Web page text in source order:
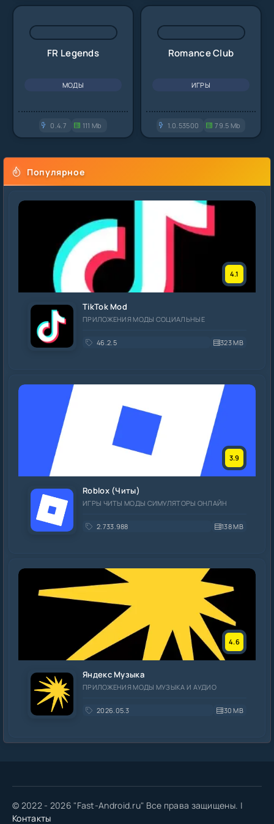
FR Legends
МОДЫ
0.4.7 111 Mb
Romance Club
ИГРЫ
1.0.53500 79.5 Mb
Популярное
4.1
TikTok Mod
ПРИЛОЖЕНИЯ МОДЫ СОЦИАЛЬНЫЕ
46.2.5 323 MB
3.9
Roblox (Читы)
ИГРЫ ЧИТЫ МОДЫ СИМУЛЯТОРЫ ОНЛАЙН
2.733.988 138 MB
4.6
Яндекс Музыка
ПРИЛОЖЕНИЯ МОДЫ МУЗЫКА И АУДИО
2026.05.3 30 MB
© 2022 - 2026 "Fast-Android.ru" Все права защищены. |
Контакты